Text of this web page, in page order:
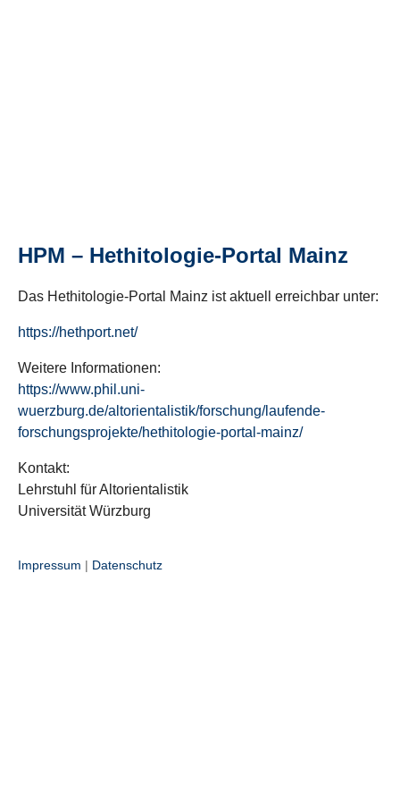
HPM – Hethitologie-Portal Mainz
Das Hethitologie-Portal Mainz ist aktuell erreichbar unter:
https://hethport.net/
Weitere Informationen:
https://www.phil.uni-
wuerzburg.de/altorientalistik/forschung/laufende-
forschungsprojekte/hethitologie-portal-mainz/
Kontakt:
Lehrstuhl für Altorientalistik
Universität Würzburg
Impressum | Datenschutz